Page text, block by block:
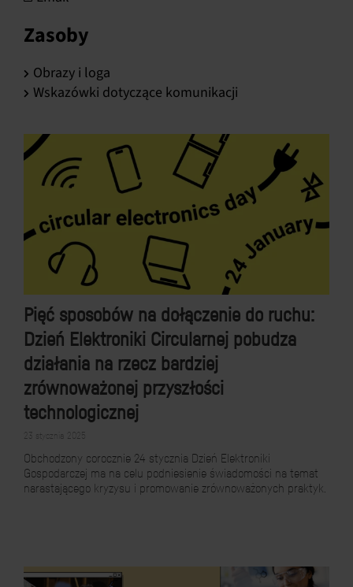
Zasoby
Obrazy i loga
Wskazówki dotyczące komunikacji
Pięć sposobów na dołączenie do ruchu:
Dzień Elektroniki Circularnej pobudza
działania na rzecz bardziej
zrównoważonej przyszłości
technologicznej
23 stycznia 2025
Obchodzony corocznie 24 stycznia Dzień Elektroniki
Gospodarczej ma na celu podniesienie świadomości na temat
narastającego kryzysu i promowanie zrównoważonych praktyk.